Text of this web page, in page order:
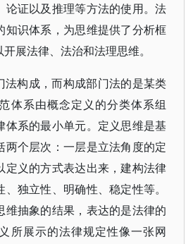
论证以及推理等方法的使用。法
知识体系，为思维提供了分析框
展法律、法治和法理思维。
法构成，而构成部门法的是某类
体系由概念定义的分类体系组
体系的最小单元。定义思维是基
两个层次：一层是立法角度的定
定义的方式表达出来，建构法律
独立性、明确性、稳定性等。
维抽象的结果，表达的是法律的
所展示的法律规定性像一张网